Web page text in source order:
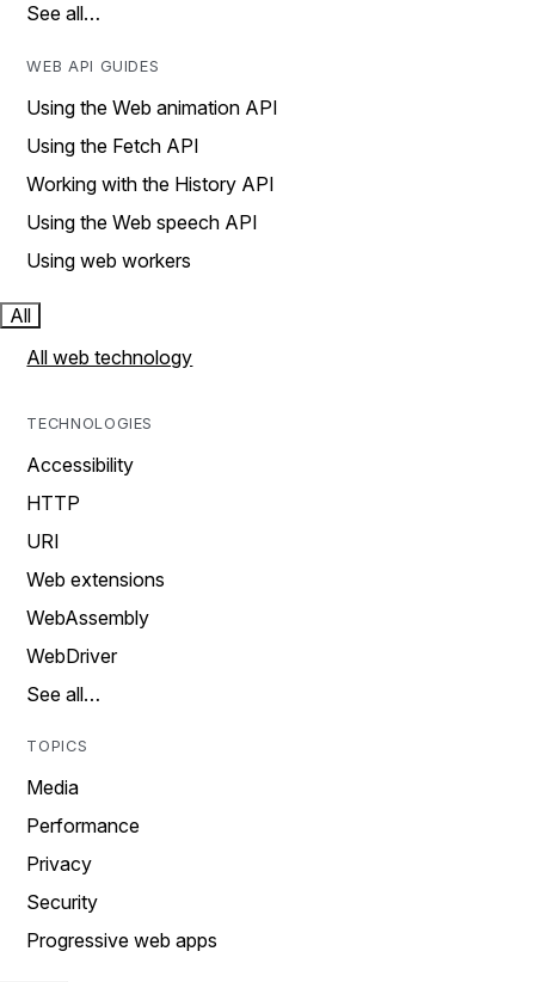
See all…
WEB API GUIDES
Using the Web animation API
Using the Fetch API
Working with the History API
Using the Web speech API
Using web workers
All
All web technology
TECHNOLOGIES
Accessibility
HTTP
URI
Web extensions
WebAssembly
WebDriver
See all…
TOPICS
Media
Performance
Privacy
Security
Progressive web apps